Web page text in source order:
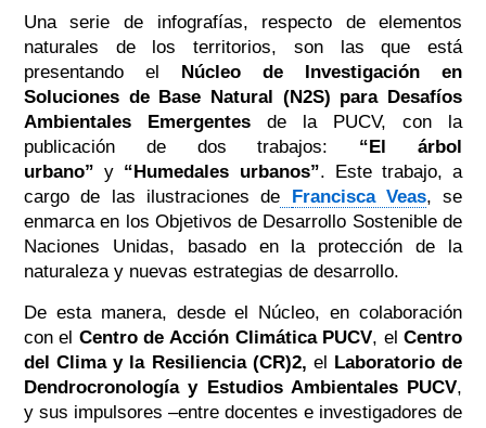
Una serie de infografías, respecto de elementos
naturales de los territorios, son las que está
presentando el
Núcleo de Investigación en
Soluciones de Base Natural (N2S) para Desafíos
Ambientales Emergentesde la PUCV, con la
publicación de dos trabajos: “El árbol
urbano” y “Humedales urbanos”. Este trabajo, a
cargo de las ilustraciones de
Francisca Veas, se
enmarca en los Objetivos de Desarrollo Sostenible de
Naciones Unidas, basado en la protección de la
naturaleza y nuevas estrategias de desarrollo.
De esta manera, desde el Núcleo, encolaboración
con el Centro de Acción Climática PUCV, el Centro
del Clima y la Resiliencia (CR)2, el
Laboratorio de
Dendrocronología y Estudios Ambientales PUCV,
y sus impulsores –entre docentes e investigadores de